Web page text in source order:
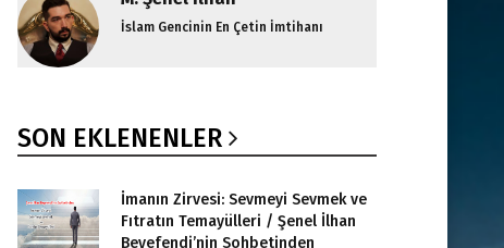
İslam Gencinin En Çetin İmtihanı
SON EKLENENLER
İmanın Zirvesi: Sevmeyi Sevmek ve
Fıtratın Temayülleri / Şenel İlhan
Beyefendi’nin Sohbetinden